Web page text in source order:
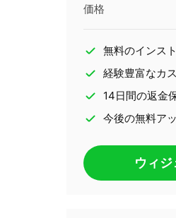
価格
無料のインス
経験豊富なカ
14日間の返金
今後の無料ア
ウィ